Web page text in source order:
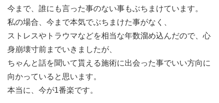
今まで、誰にも言った事のない事もぶちまけています。
私の場合、今まで本気でぶちまけた事がなく、
ストレスやトラウマなどを相当な年数溜め込んだので、心
身崩壊寸前までいきましたが、
ちゃんと話を聞いて貰える施術に出会った事でいい方向に
向かっていると思います。
本当に、今が1番楽です。